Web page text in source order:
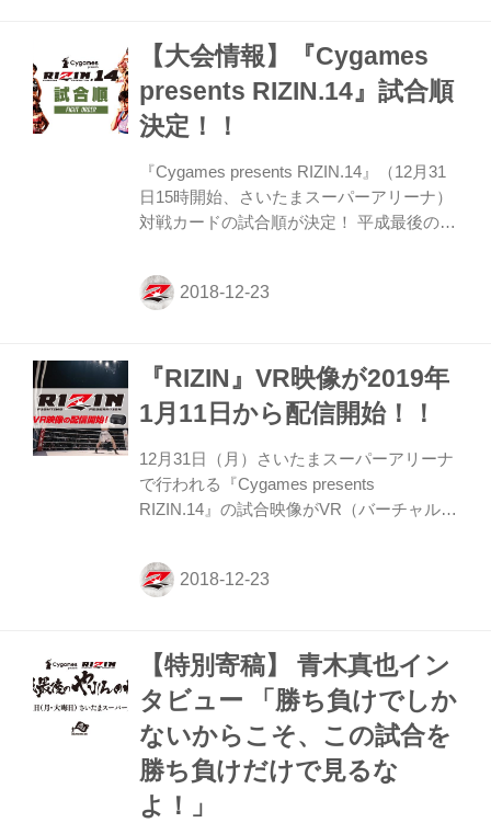
華奈vs.杉山しずかは、第5試合目に。2度目
の参戦を果たした、ウザ強ヨシヤは、初参
戦のイケメンファイター白鳥大珠とキック
ボクシングルールで戦う。 発表直後から大
最後の大晦日にメインで激突する。注目の
試合が目白押しの「平成...
【大会情報】『Cygames
presents RIZIN.14』試合順
決定！！
『Cygames presents RIZIN.14』（12月31
日15時開始、さいたまスーパーアリーナ）
対戦カードの試合順が決定！ 平成最後の大
んとREANだ！参戦発表会見でも口にした
希望が通り、第1試合から登場する。15年
会のブースターとなれるか、注目だ。第7
試合では、この大会を最後に現役生活を終
える宮田和幸が山本アーセンと対戦する宮
田和幸引退試合& 山本“ KID” 徳郁メモリア
ルマッチが行われる。セミ前の第12試合で
はRIZIN女子スーパーアトム級タイトルマ
『RIZIN』VR映像が2019年
1月11日から配信開始！！
12月31日（月）さいたまスーパーアリーナ
で行われる『Cygames presents
RIZIN.14』の試合映像がVR（バーチャルリ
1月11日から配信されることが決定した！
株式会社フジテレビジョンがニュートラル
影・制作。VR映像はスマートフォン（アプ
リ）を通して視聴し、ソフトバンク株式会
社が2019年1月11日（金）から配信予定。
画面を通して選手たちの戦い、会場のテン
ションなど360度パノラマ映像によって臨
場感や迫力に大興奮だ！！ 現在、
『RIZIN』のYoutu...
【特別寄稿】 青木真也イン
タビュー 「勝ち負けでしか
ないからこそ、この試合を
勝ち負けだけで見るな
よ！」